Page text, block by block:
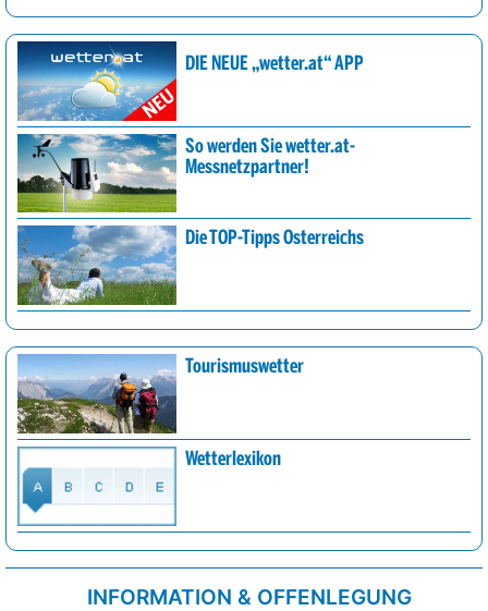
DIE NEUE „wetter.at“ APP
So werden Sie wetter.at-
Messnetzpartner!
Die TOP-Tipps Österreichs
Tourismuswetter
Wetterlexikon
INFORMATION & OFFENLEGUNG